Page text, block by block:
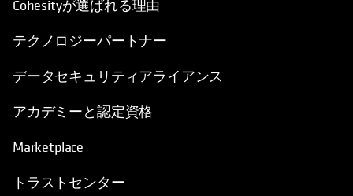
Cohesityが選ばれる理由
テクノロジーパートナー
データセキュリティアライアンス
アカデミーと認定資格
Marketplace
トラストセンター